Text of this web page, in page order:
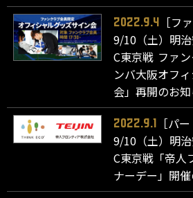
2022.9.4
［フ
9/10（土）明
C東京戦 ファ
ンバ大阪オフ
会」再開のお
2022.9.1
［パ
9/10（土）明
C東京戦「帝人
ナーデー」開